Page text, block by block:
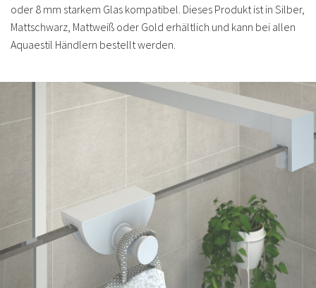
oder 8 mm starkem Glas kompatibel. Dieses Produkt ist in Silber,
Mattschwarz, Mattweiß oder Gold erhältlich und kann bei allen
Aquaestil Händlern bestellt werden.